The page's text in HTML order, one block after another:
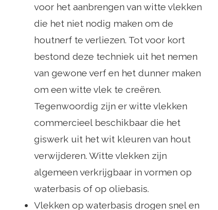
voor het aanbrengen van witte vlekken
die het niet nodig maken om de
houtnerf te verliezen. Tot voor kort
bestond deze techniek uit het nemen
van gewone verf en het dunner maken
om een ​​witte vlek te creëren.
Tegenwoordig zijn er witte vlekken
commercieel beschikbaar die het
giswerk uit het wit kleuren van hout
verwijderen. Witte vlekken zijn
algemeen verkrijgbaar in vormen op
waterbasis of op oliebasis.
Vlekken op waterbasis drogen snel en